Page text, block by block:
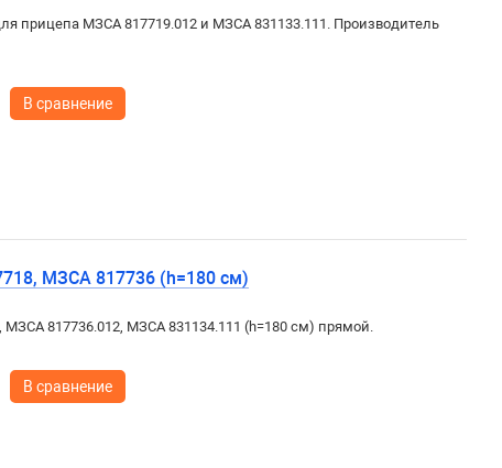
прицепа МЗСА 817719.012 и МЗСА 831133.111. Производитель
В сравнение
МЗСА 817736 (h=180 см)
817736.012, МЗСА 831134.111 (h=180 см) прямой.
В сравнение